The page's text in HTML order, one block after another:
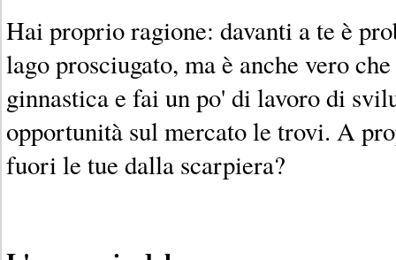
Hai proprio ragione: davanti a te è
lago prosciugato, ma è anche vero
ginnastica e fai un po' di lavoro di
opportunità sul mercato le trovi. A
fuori le tue dalla scarpiera?